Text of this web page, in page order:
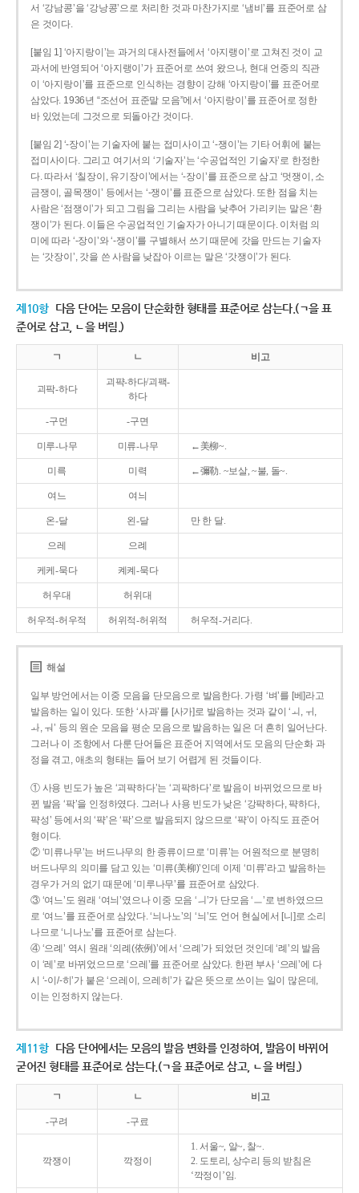
서 ‘강남콩’을 ‘강낭콩’으로 처리한 것과 마찬가지로 ‘냄비’를 표준어로 삼
은 것이다.
[붙임 1] ‘아지랑이’는 과거의 대사전들에서 ‘아지랭이’로 고쳐진 것이 교
과서에 반영되어 ‘아지랭이’가 표준어로 쓰여 왔으나, 현대 언중의 직관
이 ‘아지랑이’를 표준으로 인식하는 경향이 강해 ‘아지랑이’를 표준어로
삼았다. 1936년 “조선어 표준말 모음”에서 ‘아지랑이’를 표준어로 정한
바 있었는데 그것으로 되돌아간 것이다.
[붙임 2] ‘-장이’는 기술자에 붙는 접미사이고 ‘-쟁이’는 기타 어휘에 붙는
접미사이다. 그리고 여기서의 ‘기술자’는 ‘수공업적인 기술자’로 한정한
다. 따라서 ‘칠장이, 유기장이’에서는 ‘-장이’를 표준으로 삼고 ‘멋쟁이, 소
금쟁이, 골목쟁이’ 등에서는 ‘-쟁이’를 표준으로 삼았다. 또한 점을 치는
사람은 ‘점쟁이’가 되고 그림을 그리는 사람을 낮추어 가리키는 말은 ‘환
쟁이’가 된다. 이들은 수공업적인 기술자가 아니기 때문이다. 이처럼 의
미에 따라 ‘-장이’와 ‘-쟁이’를 구별해서 쓰기 때문에 갓을 만드는 기술자
는 ‘갓장이’, 갓을 쓴 사람을 낮잡아 이르는 말은 ‘갓쟁이’가 된다.
제10항 다음 단어는 모음이 단순화한 형태를 표준어로 삼는다.(ㄱ을 표
준어로 삼고, ㄴ을 버림.)
ㄱ ㄴ 비고
괴팍-하다
괴퍅-하다/괴팩-
하다
-구먼 -구면
미루-나무 미류-나무 ←美柳~.
미륵 미력 ←彌勒. ~보살, ~불, 돌~.
여느 여늬
온-달 왼-달 만 한 달.
으레 으례
케케-묵다 켸켸-묵다
허우대 허위대
허우적-허우적 허위적-허위적 허우적-거리다.
해설
일부 방언에서는 이중 모음을 단모음으로 발음한다. 가령 ‘벼’를 [베]라고
발음하는 일이 있다. 또한 ‘사과’를 [사가]로 발음하는 것과 같이 ‘ㅚ, ㅟ,
ㅘ, ㅝ’ 등의 원순 모음을 평순 모음으로 발음하는 일은 더 흔히 일어난다.
그러나 이 조항에서 다룬 단어들은 표준어 지역에서도 모음의 단순화 과
정을 겪고, 애초의 형태는 들어 보기 어렵게 된 것들이다.
① 사용 빈도가 높은 ‘괴퍅하다’는 ‘괴팍하다’로 발음이 바뀌었으므로 바
뀐 발음 ‘팍’을 인정하였다. 그러나 사용 빈도가 낮은 ‘강퍅하다, 퍅하다,
퍅성’ 등에서의 ‘퍅’은 ‘팍’으로 발음되지 않으므로 ‘퍅’이 아직도 표준어
형이다.
② ‘미류나무’는 버드나무의 한 종류이므로 ‘미류’는 어원적으로 분명히
버드나무의 의미를 담고 있는 ‘미류(美柳)’인데 이제 ‘미류’라고 발음하는
경우가 거의 없기 때문에 ‘미루나무’를 표준어로 삼았다.
③ ‘여느’도 원래 ‘여늬’였으나 이중 모음 ‘ㅢ’가 단모음 ‘ㅡ’로 변하였으므
로 ‘여느’를 표준어로 삼았다. ‘늬나노’의 ‘늬’도 언어 현실에서 [니]로 소리
나므로 ‘니나노’를 표준어로 삼는다.
④ ‘으례’ 역시 원래 ‘의례(依例)’에서 ‘으례’가 되었던 것인데 ‘례’의 발음
이 ‘레’로 바뀌었으므로 ‘으레’를 표준어로 삼았다. 한편 부사 ‘으레’에 다
시 ‘-이/-히’가 붙은 ‘으레이, 으레히’가 같은 뜻으로 쓰이는 일이 많은데,
이는 인정하지 않는다.
제11항 다음 단어에서는 모음의 발음 변화를 인정하여, 발음이 바뀌어
굳어진 형태를 표준어로 삼는다.(ㄱ을 표준어로 삼고, ㄴ을 버림.)
ㄱ ㄴ 비고
-구려 -구료
깍쟁이 깍정이
1. 서울~, 알~, 찰~.
2. 도토리, 상수리 등의 받침은
‘깍정이’임.